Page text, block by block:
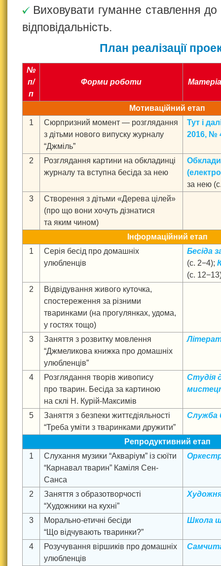
Виховувати гуманне ставлення до
відповідальність.
План реалізації
№
п/
п
Форми роботи
Мотиваційний етап
1
Сюрпризний момент — розглядання
з дітьми нового випуску журналу
“Джміль”
Тут і
2016, №
2
Розглядання картини на обкладинці
журналу та вступна бесіда за нею
за нею
3
Створення з дітьми «Дерева цілей»
(про що вони хочуть дізнатися
та яким чином)
Інформаційний етап
1
Серія бесід про домашніх
улюбленців
Бесіда
(с. 2−4);
(с.
2
Відвідування живого куточка,
спостереження за різними
тваринками (на прогулянках, удома,
у гостях тощо)
3
Заняття з розвитку мовлення
“Джмеликова книжка про домашніх
улюбленців”
4
Розглядання творів живопису
про тварин. Бесіда за картиною
на склі Н. Курій-Максимів
Студія
5
Заняття з безпеки життєдіяльності
“Треба уміти з тваринками дружити”
Служба
Репродуктивний етап
1
Слухання музики “Акваріум” із сюїти
“Карнавал тварин” Каміля Сен-
Санса
2
Заняття з образотворчості
“Художники на кухні”
3
Морально-етичні бесіди
“Що відчувають тваринки?”
Школа
4
Розучування віршиків про домашніх
улюбленців